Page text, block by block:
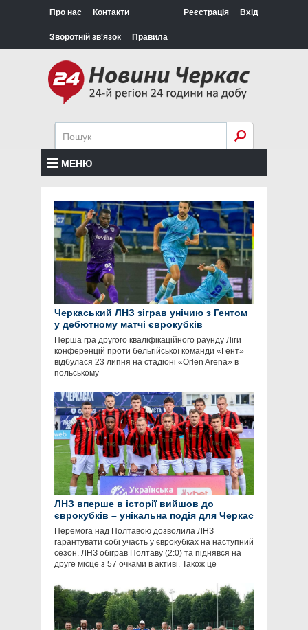
Про нас Контакти
Зворотній зв'язок Правила
Реєстрація Вхід
МЕНЮ
Черкаський ЛНЗ зіграв унічию з Гентом
у дебютному матчі єврокубків
Перша гра другого кваліфікаційного раунду Ліги
конференцій проти бельгійської команди «Гент»
відбулася 23 липня на стадіоні «Orlen Arena» в
польському
ЛНЗ вперше в історії вийшов до
єврокубків – унікальна подія для Черкас
Перемога над Полтавою дозволила ЛНЗ
гарантувати собі участь у єврокубках на наступний
сезон. ЛНЗ обіграв Полтаву (2:0) та піднявся на
друге місце з 57 очками в активі. Також це